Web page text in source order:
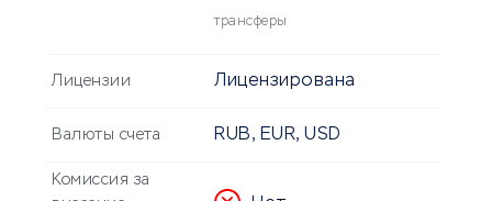
трансферы
Лицензии Лицензирована
Валюты счета RUB, EUR, USD
Комиссия за